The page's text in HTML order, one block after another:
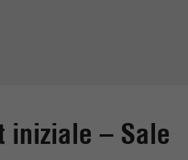
iniziale – Sale